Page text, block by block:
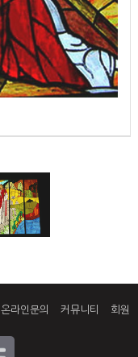
온라인문의 커뮤니티 회원